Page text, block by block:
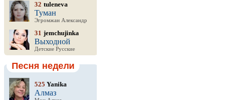
32 tuleneva
Туман
Эгромжан Александр
31 jemchujinka
Выходной
Детские Русские
Песня недели
525 Yanika
Алмаз